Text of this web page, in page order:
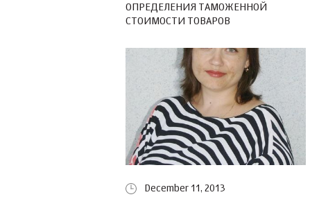
ОПРЕДЕЛЕНИЯ ТАМОЖЕННОЙ
СТОИМОСТИ ТОВАРОВ
December 11, 2013